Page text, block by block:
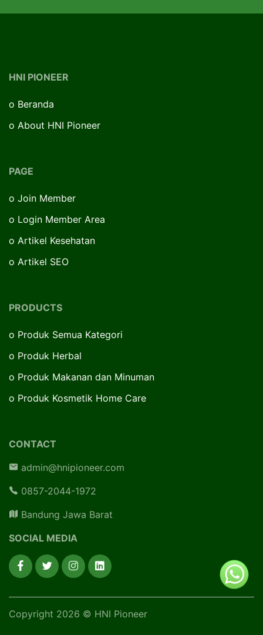
HNI PIONEER
o Beranda
o About HNI Pioneer
PAGE
o Join Member
o Login Member Area
o Artikel Kesehatan
o Artikel SEO
PRODUCTS
o Produk Semua Kategori
o Produk Herbal
o Produk Makanan dan Minuman
o Produk Kosmetik Home Care
CONTACT
admin@hnipioneer.com
0857-2044-1972
Bandung Jawa Barat
SOCIAL MEDIA
Copyright 2026 © HNI Pioneer